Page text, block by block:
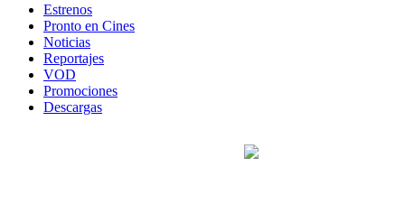
Estrenos
Pronto en Cines
Noticias
Reportajes
VOD
Promociones
Descargas